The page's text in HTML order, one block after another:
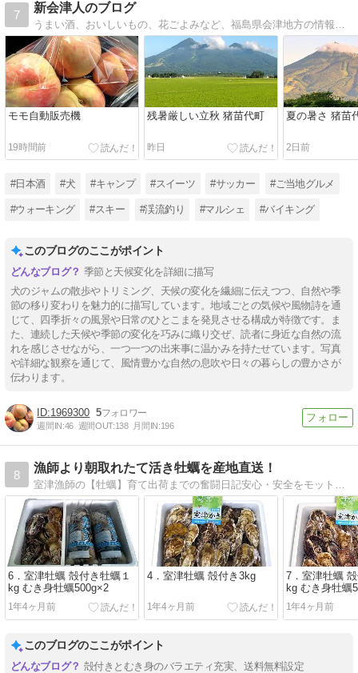
7
新会津人のブログ
うまい酒、おいしいもの、花ごよみなど、福島県会津地方の情報です。
モモ自動販売機
19時間前
残暑厳しい立秋 猪苗代町
昨日
夏の暑さ 猪苗
2日前
#日本酒 #犬 #キャンプ #スイーツ #サッカー #ご当地グルメ
#ウォーキング #スキー #渓流釣り #マルシェ #バイキング
このブログのここがポイント
季節と天候変化を詳細に描写
犬のジャムの散歩やトリミング、天候の変化を繊細に伝えつつ、自然や季
節の移り変わりを魅力的に描写しています。地域ごとの気候や風物詩を通
じて、四季折々の風景や日常のひとこまを発見させる構成が特徴です。ま
た、連続した天候や季節の変化を巧みに織り交ぜ、読者に身近な自然の流
れを感じさせながら、一つ一つの出来事に温かみを持たせています。写真
や詳細な観察を通じて、風情豊かな自然の息吹や日々の暮らしの豊かさが
伝わります。
1969300 5
週間IN:46 週間OUT:138 月間IN:196
8
漁師より朝取れたて活き牡蠣を産地直送！
6．室津牡蠣 殻付き牡蠣１
kg むき身牡蠣500g×2
1年4ヶ月前
4．室津牡蠣 殻付き3kg
1年4ヶ月前
7．室津牡蠣
kg むき身牡蠣
1年4ヶ月前
このブログのここがポイント
殻付きとむき身のバラエティ充実、送料無料設定